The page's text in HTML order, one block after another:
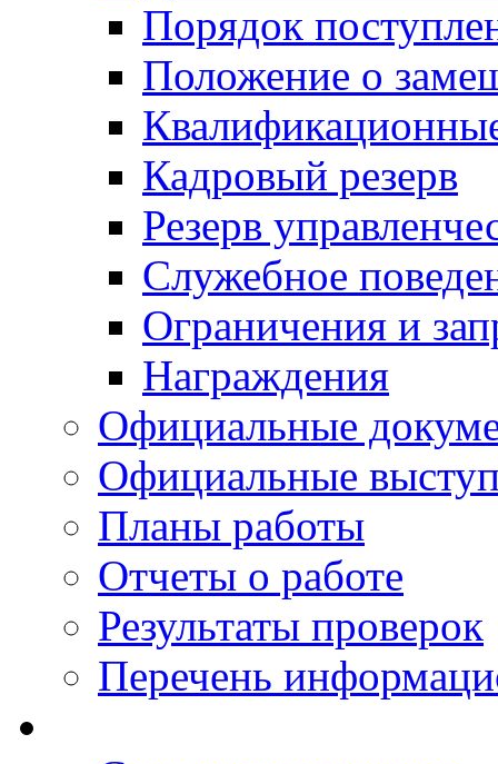
Порядок
Положение о
Кадровый резерв
Резерв
Служебное
Ограничения и
Награждения
Официальные
Официальные
Планы работы
Отчеты о работе
Результаты проверок
Перечень